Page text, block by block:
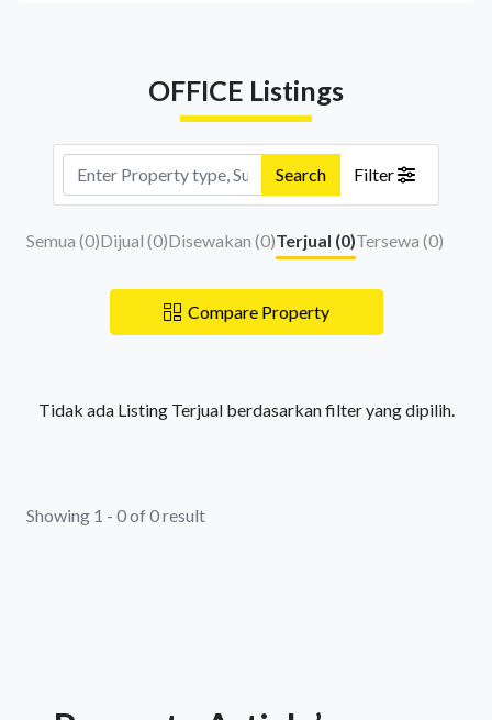
OFFICE Listings
Search Filter
Semua (0)Dijual (0)Disewakan (0)Terjual (0)Tersewa (0)
Compare Property
Tidak ada Listing Terjual berdasarkan filter yang dipilih.
Showing 1 - 0 of 0 result